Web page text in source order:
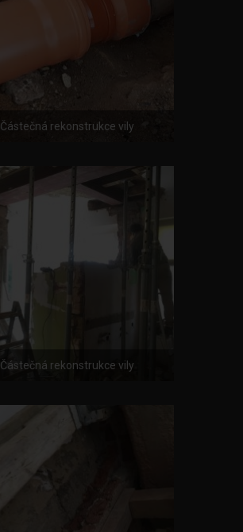
Částečná rekonstrukce vily
Částečná rekonstrukce vily